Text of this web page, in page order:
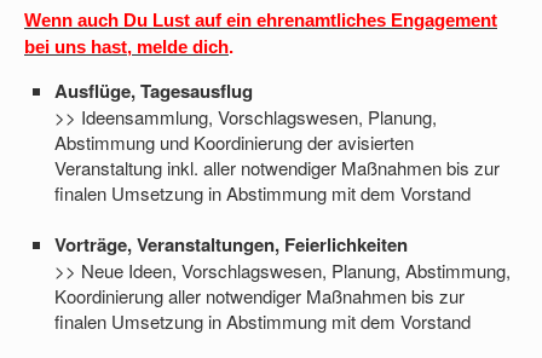
Wenn auch Du Lust auf ein ehrenamtliches Engagement
bei uns hast, melde dich.
Ausflüge, Tagesausflug
>> Ideensammlung, Vorschlagswesen, Planung,
Abstimmung und Koordinierung der avisierten
Veranstaltung inkl. aller notwendiger Maßnahmen bis zur
finalen Umsetzung in Abstimmung mit dem Vorstand
Vorträge, Veranstaltungen, Feierlichkeiten
>> Neue Ideen, Vorschlagswesen, Planung, Abstimmung,
Koordinierung aller notwendiger Maßnahmen bis zur
finalen Umsetzung in Abstimmung mit dem Vorstand